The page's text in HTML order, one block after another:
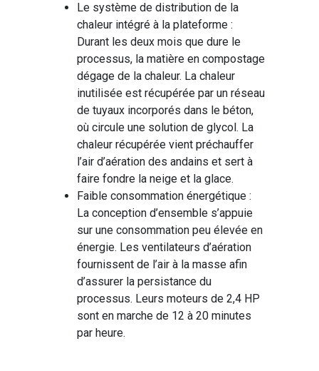
Le système de distribution de la
chaleur intégré à la plateforme :
Durant les deux mois que dure le
processus, la matière en compostage
dégage de la chaleur. La chaleur
inutilisée est récupérée par un réseau
de tuyaux incorporés dans le béton,
où circule une solution de glycol. La
chaleur récupérée vient préchauffer
l’air d’aération des andains et sert à
faire fondre la neige et la glace.
Faible consommation énergétique :
La conception d’ensemble s’appuie
sur une consommation peu élevée en
énergie. Les ventilateurs d’aération
fournissent de l’air à la masse afin
d’assurer la persistance du
processus. Leurs moteurs de 2,4 HP
sont en marche de 12 à 20 minutes
par heure.